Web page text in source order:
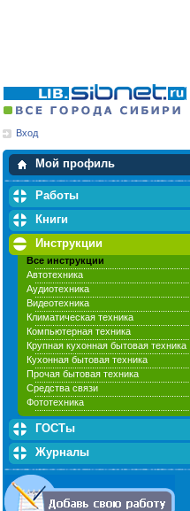
Вход
Мой профиль
Мои закладки
Работы
Книги
Инструкции
Все инструкции
Автотехника
Аудиотехника
Видеотехника
Климатическая техника
Компьютерная техника
Крупная кухонная бытовая техника
Кухонная бытовая техника
Прочая бытовая техника
Средства связи
Фототехника
ГОСТы
Журналы